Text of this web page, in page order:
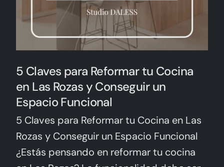
5 Claves para Reformar tu Cocina
en Las Rozas y Conseguir un
Espacio Funcional
5 Claves para Reformar tu Cocina en Las
Rozas y Conseguir un Espacio Funcional
¿Estás pensando en reformar tu cocina